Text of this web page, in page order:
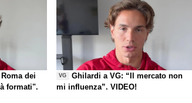
dei
formati".
VG
Ghilardi a VG: “Il mercato non
mi influenza”. VIDEO!